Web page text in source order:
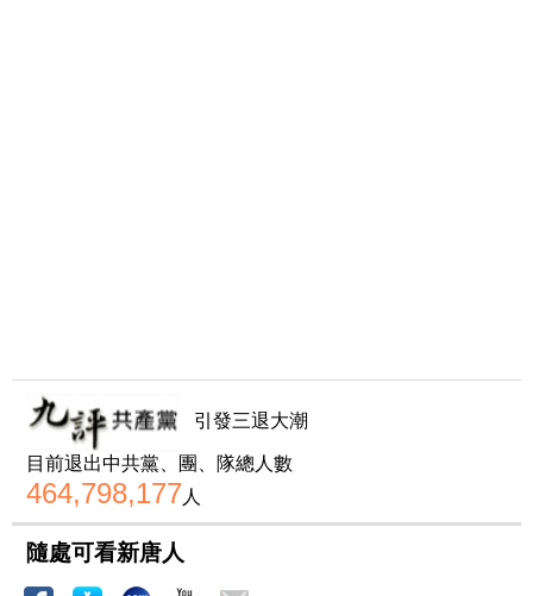
引發三退大潮
目前退出中共黨、團、隊總人數
464,798,177人
隨處可看新唐人